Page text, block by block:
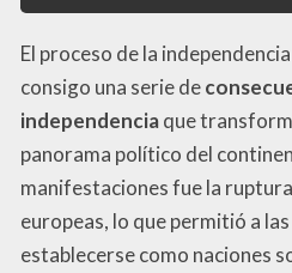
El proceso de la
consigo una serie de
independenciaque
panorama político del
manifestaciones fue la
europeas, lo que permitió a
establecerse como naciones